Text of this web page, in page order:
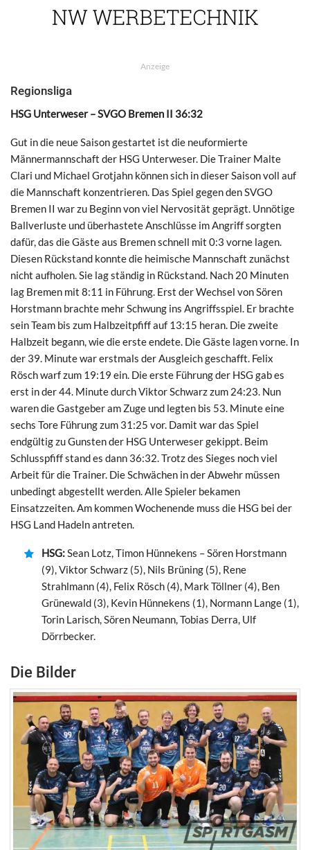
Anzeige
Regionsliga
HSG Unterweser – SVGO Bremen II 36:32
Gut in die neue Saison gestartet ist die neuformierte
Männermannschaft der HSG Unterweser. Die Trainer Malte
Clari und Michael Grotjahn können sich in dieser Saison voll auf
die Mannschaft konzentrieren. Das Spiel gegen den SVGO
Bremen II war zu Beginn von viel Nervosität geprägt. Unnötige
Ballverluste und überhastete Anschlüsse im Angriff sorgten
dafür, das die Gäste aus Bremen schnell mit 0:3 vorne lagen.
Diesen Rückstand konnte die heimische Mannschaft zunächst
nicht aufholen. Sie lag ständig in Rückstand. Nach 20 Minuten
lag Bremen mit 8:11 in Führung. Erst der Wechsel von Sören
Horstmann brachte mehr Schwung ins Angriffsspiel. Er brachte
sein Team bis zum Halbzeitpfiff auf 13:15 heran. Die zweite
Halbzeit begann, wie die erste endete. Die Gäste lagen vorne. In
der 39. Minute war erstmals der Ausgleich geschafft. Felix
Rösch warf zum 19:19 ein. Die erste Führung der HSG gab es
erst in der 44. Minute durch Viktor Schwarz zum 24:23. Nun
waren die Gastgeber am Zuge und legten bis 53. Minute eine
sechs Tore Führung zum 31:25 vor. Damit war das Spiel
endgültig zu Gunsten der HSG Unterweser gekippt. Beim
Schlusspfiff stand es dann 36:32. Trotz des Sieges noch viel
Arbeit für die Trainer. Die Schwächen in der Abwehr müssen
unbedingt abgestellt werden. Alle Spieler bekamen
Einsatzzeiten. Am kommen Wochenende muss die HSG bei der
HSG Land Hadeln antreten.
HSG:Sean Lotz, Timon Hünnekens – Sören Horstmann
(9), Viktor Schwarz (5), Nils Brüning (5), Rene
Strahlmann (4), Felix Rösch (4), Mark Töllner (4), Ben
Grünewald (3), Kevin Hünnekens (1), Normann Lange (1),
Torin Larisch, Sören Neumann, Tobias Derra, Ulf
Dörrbecker.
Die Bilder